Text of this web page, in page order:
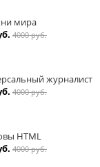
мира
4000 руб.
журналист
4000 руб.
HTML
4000 руб.